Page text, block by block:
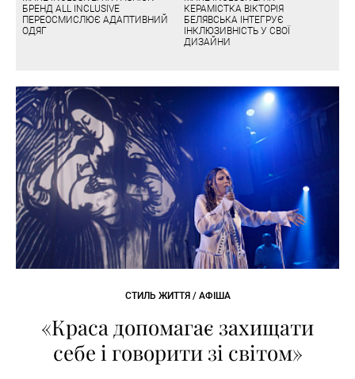
БРЕНД ALL INCLUSIVE
ПЕРЕОСМИСЛЮЄ АДАПТИВНИЙ
ОДЯГ
КЕРАМІСТКА ВІКТОРІЯ
БЕЛЯВСЬКА ІНТЕГРУЄ
ІНКЛЮЗИВНІСТЬ У СВОЇ
ДИЗАЙНИ
СТИЛЬ ЖИТТЯ / АФІША
«Краса допомагає захищати
себе і говорити зі світом»